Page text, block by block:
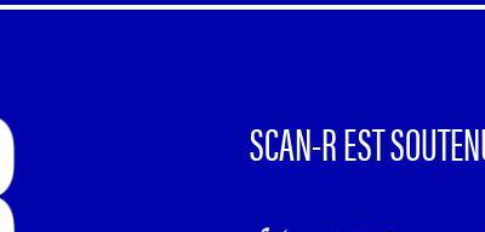
SCAN-R EST